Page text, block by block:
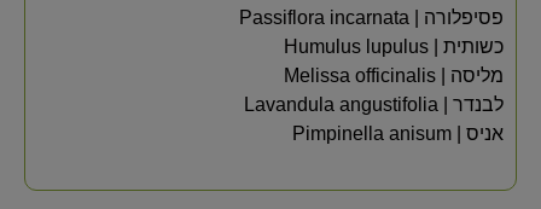
פסיפלורה | Passiflora incarnata
כשותית | Humulus lupulus
מליסה | Melissa officinalis
לבנדר | Lavandula angustifolia
אניס | Pimpinella anisum